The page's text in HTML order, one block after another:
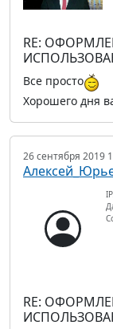
RE:
Все просто
Хорошего дня
26 сентября 2019
RE: